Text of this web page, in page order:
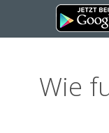
Wie